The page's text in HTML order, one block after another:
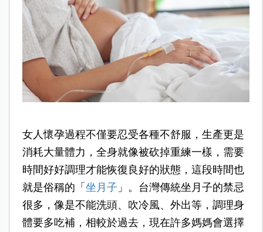
女人懷孕過程不僅要忍受各種不舒服，生產更是
消耗大量體力，全身就像被砍掉重練一樣，需要
時間好好調理才能恢復良好的狀態，這段時間也
就是俗稱的「 坐月子 」。台灣傳統坐月子的禁忌
很多，像是不能洗頭、吹冷風、外出等，調理身
體要多吃補，相較於過去，現在許多媽媽會選擇